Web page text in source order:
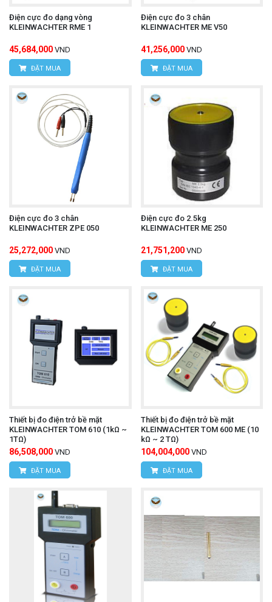
Điện cực đo dạng vòng
KLEINWACHTER RME 1
45,684,000 VND
ĐẶT MUA
Điện cực đo 3 chân
KLEINWACHTER ME V50
41,256,000 VND
ĐẶT MUA
Điện cực đo 3 chân
KLEINWACHTER ZPE 050
25,272,000 VND
ĐẶT MUA
Điện cực đo 2.5kg
KLEINWACHTER ME 250
21,751,200 VND
ĐẶT MUA
Thiết bị đo điện trở bề mặt
KLEINWACHTER TOM 610 (1kΩ ~
1TΩ)
86,508,000 VND
ĐẶT MUA
Thiết bị đo điện trở bề mặt
KLEINWACHTER TOM 600 ME (10
kΩ ~ 2 TΩ)
104,004,000 VND
ĐẶT MUA